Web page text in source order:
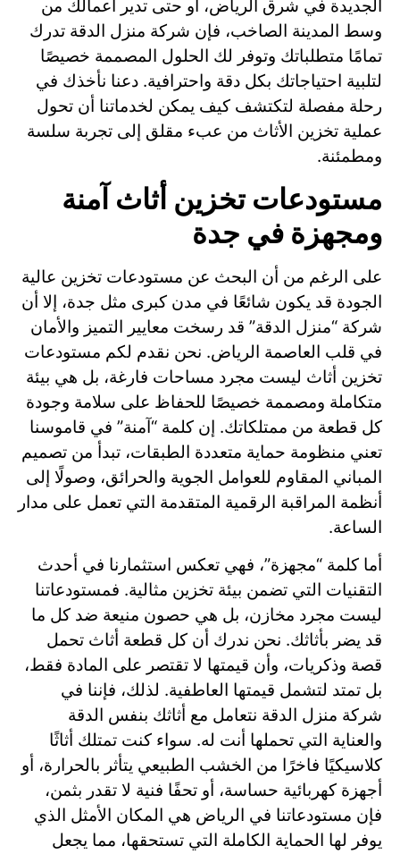
الجديدة في شرق الرياض، أو حتى تدير أعمالك من
وسط المدينة الصاخب، فإن شركة منزل الدقة تدرك
تمامًا متطلباتك وتوفر لك الحلول المصممة خصيصًا
لتلبية احتياجاتك بكل دقة واحترافية. دعنا نأخذك في
رحلة مفصلة لتكتشف كيف يمكن لخدماتنا أن تحول
عملية تخزين الأثاث من عبء مقلق إلى تجربة سلسة
ومطمئنة.
مستودعات تخزين أثاث آمنة
ومجهزة في جدة
على الرغم من أن البحث عن مستودعات تخزين عالية
الجودة قد يكون شائعًا في مدن كبرى مثل جدة، إلا أن
شركة “منزل الدقة” قد رسخت معايير التميز والأمان
في قلب العاصمة الرياض. نحن نقدم لكم مستودعات
تخزين أثاث ليست مجرد مساحات فارغة، بل هي بيئة
متكاملة ومصممة خصيصًا للحفاظ على سلامة وجودة
كل قطعة من ممتلكاتك. إن كلمة “آمنة” في قاموسنا
تعني منظومة حماية متعددة الطبقات، تبدأ من تصميم
المباني المقاوم للعوامل الجوية والحرائق، وصولًا إلى
أنظمة المراقبة الرقمية المتقدمة التي تعمل على مدار
الساعة.
أما كلمة “مجهزة”، فهي تعكس استثمارنا في أحدث
التقنيات التي تضمن بيئة تخزين مثالية. فمستودعاتنا
ليست مجرد مخازن، بل هي حصون منيعة ضد كل ما
قد يضر بأثاثك. نحن ندرك أن كل قطعة أثاث تحمل
قصة وذكريات، وأن قيمتها لا تقتصر على المادة فقط،
بل تمتد لتشمل قيمتها العاطفية. لذلك، فإننا في
شركة منزل الدقة نتعامل مع أثاثك بنفس الدقة
والعناية التي تحملها أنت له. سواء كنت تمتلك أثاثًا
كلاسيكيًا فاخرًا من الخشب الطبيعي يتأثر بالحرارة، أو
أجهزة كهربائية حساسة، أو تحفًا فنية لا تقدر بثمن،
فإن مستودعاتنا في الرياض هي المكان الأمثل الذي
يوفر لها الحماية الكاملة التي تستحقها، مما يجعل